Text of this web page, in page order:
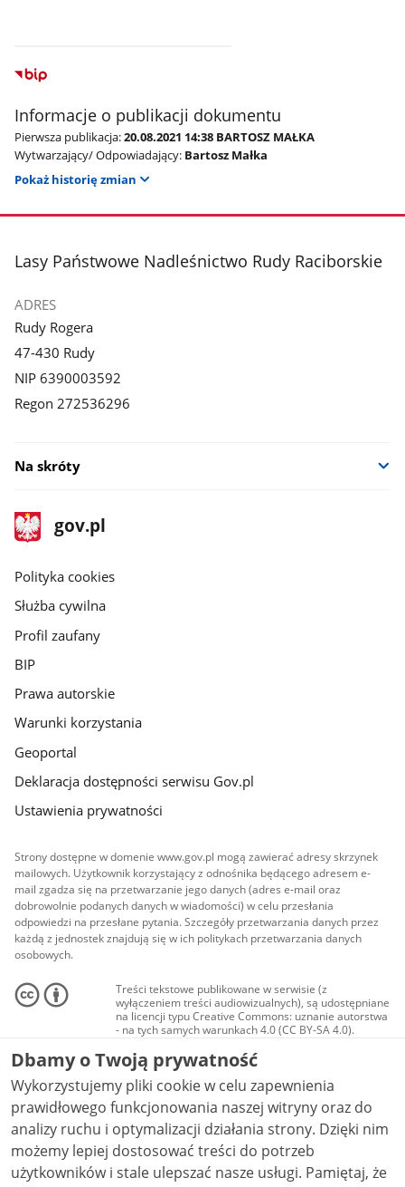
Informacje o publikacji dokumentu
Pierwsza publikacja:20.08.2021 14:38 BARTOSZ MAŁKA
Wytwarzający/ Odpowiadający: Bartosz Małka
Pokaż historię zmian
stopka
Lasy Państwowe Nadleśnictwo Rudy Raciborskie
ADRES
Rudy Rogera
47-430 Rudy
NIP 6390003592
Regon 272536296
Na skróty
stopka
gov.pl
Strona
gov.pl
gov.pl
Polityka cookies
Służba cywilna
Profil zaufany
BIP
Prawa autorskie
Warunki korzystania
Geoportal
Deklaracja dostępności serwisu Gov.pl
Ustawienia prywatności
Strony dostępne w domenie www.gov.pl mogą zawierać adresy skrzynek
mailowych. Użytkownik korzystający z odnośnika będącego adresem e-
mail zgadza się na przetwarzanie jego danych (adres e-mail oraz
dobrowolnie podanych danych w wiadomości) w celu przesłania
odpowiedzi na przesłane pytania. Szczegóły przetwarzania danych przez
każdą z jednostek znajdują się w ich politykach przetwarzania danych
osobowych.
Treści tekstowe publikowane w serwisie (z
wyłączeniem treści audiowizualnych), są udostępniane
na licencji typu Creative Commons: uznanie autorstwa
- na tych samych warunkach 4.0 (CC BY-SA 4.0).
Materiały audiowizualne, w tym zdjęcia, materiały
audio i wideo, są udostępniane na licencji typu
Creative Commons: uznanie autorstwa użycie
niekomercyjne - bez utworów zależnych 4.0 (CC BY-
NC-ND 4.0), o ile nie jest to stwierdzone inaczej.
Dbamy o Twoją prywatność
Wykorzystujemy pliki cookie w celu zapewnienia
prawidłowego funkcjonowania naszej witryny oraz do
analizy ruchu i optymalizacji działania strony. Dzięki nim
możemy lepiej dostosować treści do potrzeb
użytkowników i stale ulepszać nasze usługi. Pamiętaj, że